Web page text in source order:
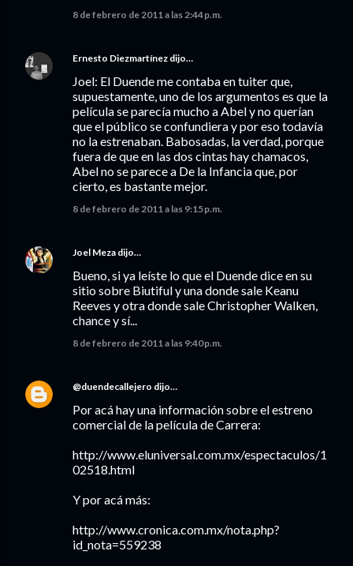
8 de febrero de 2011 a las 2:44 p.m.
Ernesto Diezmartínez dijo…
Joel: El Duende me contaba en tuiter que,
supuestamente, uno de los argumentos es que la
película se parecía mucho a Abel y no querían
que el público se confundiera y por eso todavía
no la estrenaban. Babosadas, la verdad, porque
fuera de que en las dos cintas hay chamacos,
Abel no se parece a De la Infancia que, por
cierto, es bastante mejor.
8 de febrero de 2011 a las 9:15 p.m.
Joel Meza dijo…
Bueno, si ya leíste lo que el Duende dice en su
sitio sobre Biutiful y una donde sale Keanu
Reeves y otra donde sale Christopher Walken,
chance y sí...
8 de febrero de 2011 a las 9:40 p.m.
@duendecallejero dijo…
Por acá hay una información sobre el estreno
comercial de la película de Carrera:
http://www.eluniversal.com.mx/espectaculos/1
02518.html
Y por acá más:
http://www.cronica.com.mx/nota.php?
id_nota=559238